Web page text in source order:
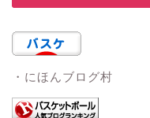
・にほんブログ村